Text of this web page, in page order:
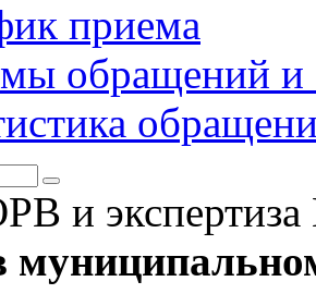
приема
обращений и
и